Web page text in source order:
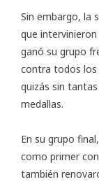
Sin embargo, la
que
ganó su grupo
contra todos los
quizás sin
medallas.
En su grupo
como primer
también